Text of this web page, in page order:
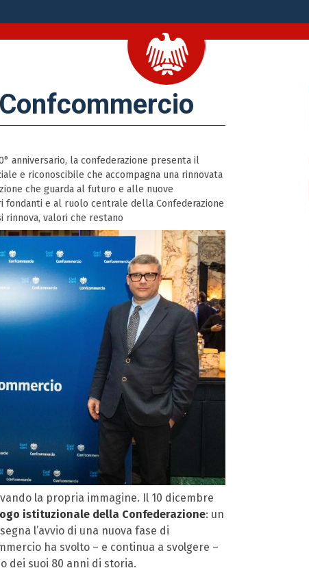
anniversario, la confederazione presenta il
e riconoscibile che accompagna una rinnovata
che guarda al futuro e alle nuove
fondanti e al ruolo centrale della Confederazione
rinnova, valori che restano
la propria immagine. Il 10 dicembre
istituzionale della Confederazione: un
l’avvio di una nuova fase di
ha svolto – e continua a svolgere –
dei suoi 80 anni di storia.